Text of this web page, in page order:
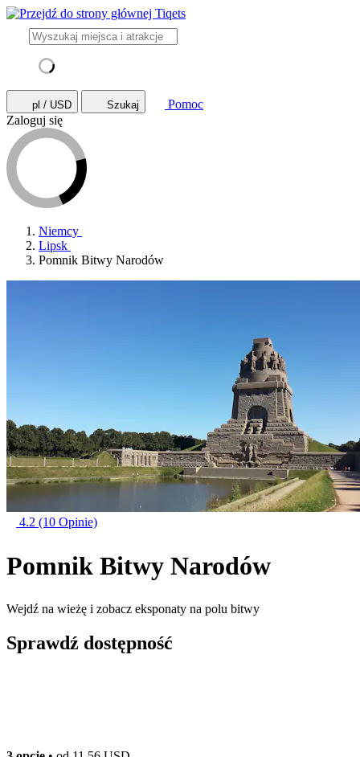
pl / USD Szukaj
Pomoc
Zaloguj się
Niemcy
Lipsk
Pomnik Bitwy Narodów
4.2 (10 Opinie)
Pomnik Bitwy Narodów
Wejdź na wieżę i zobacz eksponaty na polu bitwy
Sprawdź dostępność